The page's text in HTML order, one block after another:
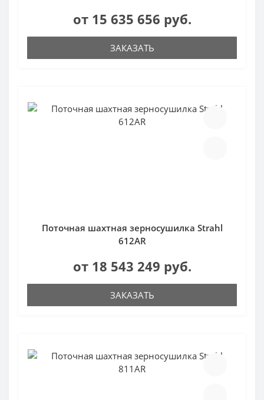
от 15 635 656 руб.
ЗАКАЗАТЬ
Поточная шахтная зерносушилка Strahl
612AR
от 18 543 249 руб.
ЗАКАЗАТЬ